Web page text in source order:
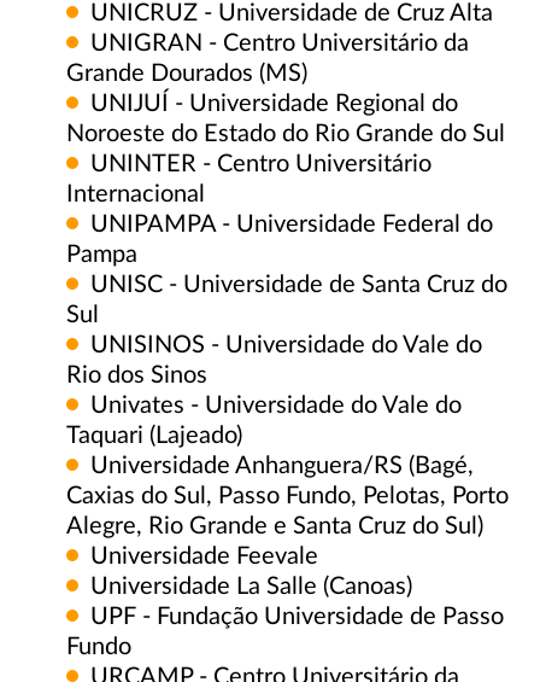
UNICRUZ - Universidade de Cruz Alta
UNIGRAN - Centro Universitário da
Grande Dourados (MS)
UNIJUÍ - Universidade Regional do
Noroeste do Estado do Rio Grande do Sul
UNINTER - Centro Universitário
Internacional
UNIPAMPA - Universidade Federal do
Pampa
UNISC - Universidade de Santa Cruz do
Sul
UNISINOS - Universidade do Vale do
Rio dos Sinos
Univates - Universidade do Vale do
Taquari (Lajeado)
Universidade Anhanguera/RS (Bagé,
Caxias do Sul, Passo Fundo, Pelotas, Porto
Alegre, Rio Grande e Santa Cruz do Sul)
Universidade Feevale
Universidade La Salle (Canoas)
UPF - Fundação Universidade de Passo
Fundo
URCAMP - Centro Universitário da